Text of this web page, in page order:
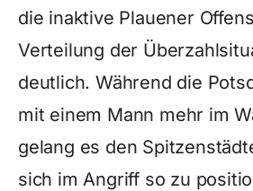
die inaktive Plauener
Verteilung der
deutlich. Während die
mit einem Mann mehr im
gelang es den
sich im Angriff so zu